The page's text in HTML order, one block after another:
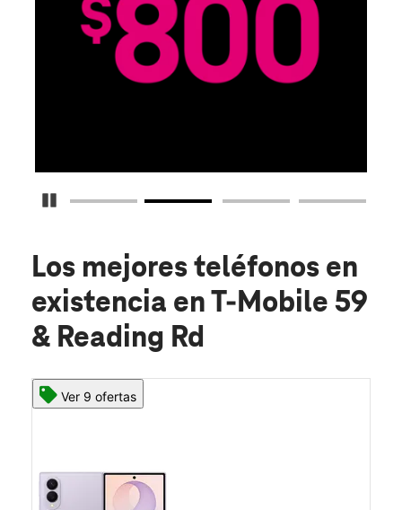
Detener carrusel
Los mejores teléfonos en
existencia en T-Mobile 59
& Reading Rd
Ver 9 ofertas